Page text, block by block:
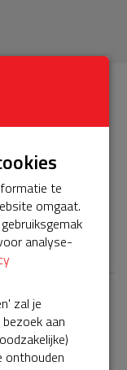
bijna en
te
omgaat.
analyse-
zal je
aan
onthouden